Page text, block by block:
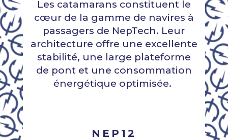
Les catamarans constituent le
cœur de la gamme de navires à
passagers de NepTech. Leur
architecture offre une excellente
stabilité, une large plateforme
de pont et une consommation
énergétique optimisée.
NEP12